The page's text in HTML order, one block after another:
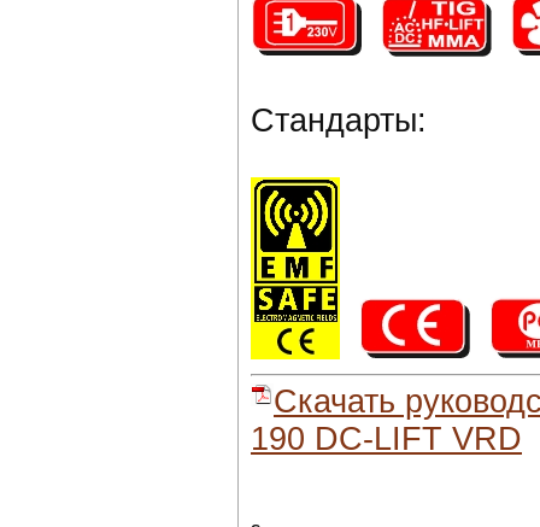
Стандарты:
Скачать
190 DC-LIFT VRD